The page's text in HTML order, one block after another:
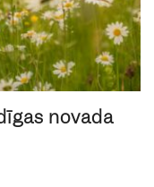
novadā